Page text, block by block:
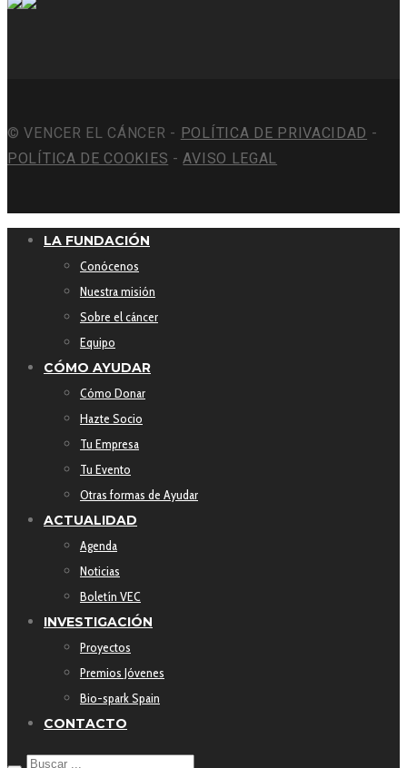
© VENCER EL CÁNCER - POLÍTICA DE PRIVACIDAD -
POLÍTICA DE COOKIES -AVISO LEGAL
LA FUNDACIÓN
Conócenos
Nuestra misión
Sobre el cáncer
Equipo
CÓMO AYUDAR
Cómo Donar
Hazte Socio
Tu Empresa
Tu Evento
Otras formas de Ayudar
ACTUALIDAD
Agenda
Noticias
Boletín VEC
INVESTIGACIÓN
Proyectos
Premios Jóvenes
Bio-spark Spain
CONTACTO